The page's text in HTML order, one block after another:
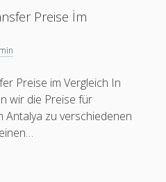
Preise İm
Preise im Vergleich In
wir die Preise für
Antalya zu verschiedenen